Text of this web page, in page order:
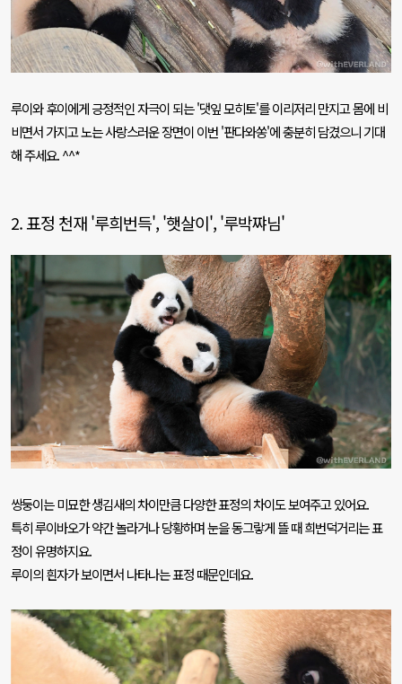
루이와 후이에게 긍정적인 자극이 되는'댓잎 모히토'를 이리저리 만지고 몸에 비
비면서 가지고 노는 사랑스러운 장면이 이번'판다와쏭'에 충분히 담겼으니 기대
해 주세요. ^^*
2.표정 천재'루희번득', '햇살이', '루박쨔님'
쌍둥이는 미묘한 생김새의 차이만큼 다양한 표정의 차이도 보여주고 있어요.
특히 루이바오가 약간 놀라거나 당황하며 눈을 동그랗게 뜰 때 희번덕거리는 표
정이 유명하지요.
루이의 흰자가 보이면서 나타나는 표정 때문인데요.